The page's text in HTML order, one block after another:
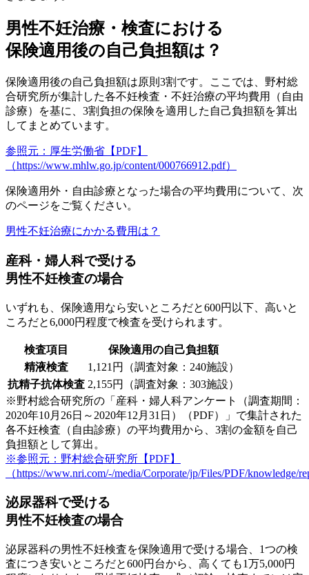
男性不妊治療・検査における
保険適用後の自己負担額は？
保険適用後の自己負担額は原則3割 です。ここでは、野村総
合研究所が集計した各不妊検査・不妊治療の平均費用（自由
診療）を基に、3割負担の保険を適用した自己負担額を算出
してまとめています。
参照元：厚生労働省【PDF】
（https://www.mhlw.go.jp/content/000766912.pdf）
保険適用外・自由診療となった場合の平均費用について、次
のページをご覧ください。
男性不妊治療にかかる費用は？
産科・婦人科で受ける
男性不妊検査の場合
いずれも、保険適用なら安いところだと600円以下、高いと
ころだと6,000円程度で検査を受けられます。
検査項目
保険適用の自己負担額
精液検査
1,121円（調査対象：240施設）
抗精子抗体検査 2,155円（調査対象：303施設）
※野村総合研究所の「産科・婦人科アンケート（調査期間：
2020年10月26日～2020年12月31日）（PDF）」で集計された
各不妊検査（自由診療）の平均費用から、3割の金額を自己
負担額として算出。
※参照元：野村総合研究所【PDF】
（https://www.nri.com/-/media/Corporate/jp/Files/PDF/knowledge/
泌尿器科で受ける
男性不妊検査の場合
泌尿器科の男性不妊検査を保険適用で受ける場合、1つの検
査につき安いところだと600円台から、 高くても1万5,000円